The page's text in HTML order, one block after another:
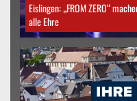
Eislingen: „FROM ZERO“
alle Ehre